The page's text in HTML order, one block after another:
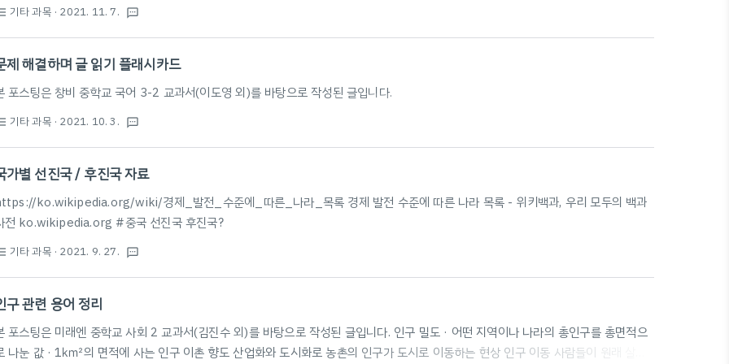
구조 🕑 이인국 박사가 브라운 씨 관사를 방문하여 선물 주고 나올 때까지 현재 시간에서 중간중간 회상을 통해 과거로 돌아간다. 🕑 현재
일제 강점기 > 현재 > 해방 직후 > 현재 > 한국전쟁 직후 > 현재 배경 (현재) 시간적 배경: 1950년대 후반 공간적 배경: 서울, 이인국
사의..
기타 과목 · 2021. 11. 7. textsms
제 해결하며 글 읽기 플래시카드
포스팅은 창비 중학교 국어 3-2 교과서(이도영 외)를 바탕으로 작성된 글입니다.
기타 과목 · 2021. 10. 3. textsms
가별 선진국 / 후진국 자료
ko.wikipedia.org/wiki/경제_발전_수준에_따른_나라_목록 경제 발전 수준에 따른 나라 목록 - 위키백과, 우리 모두의 백과
전 ko.wikipedia.org #중국 선진국 후진국?
기타 과목 · 2021. 9. 27. textsms
구 관련 용어 정리
포스팅은 미래엔 중학교 사회 2 교과서(김진수 외)를 바탕으로 작성된 글입니다. 인구 밀도 · 어떤 지역이나 나라의 총인구를 총면적으
나눈 값 · 1㎢의 면적에 사는 인구 이촌 향도 산업화와 도시화로 농촌의 인구가 도시로 이동하는 현상 인구 이동 사람들이 원래 살던